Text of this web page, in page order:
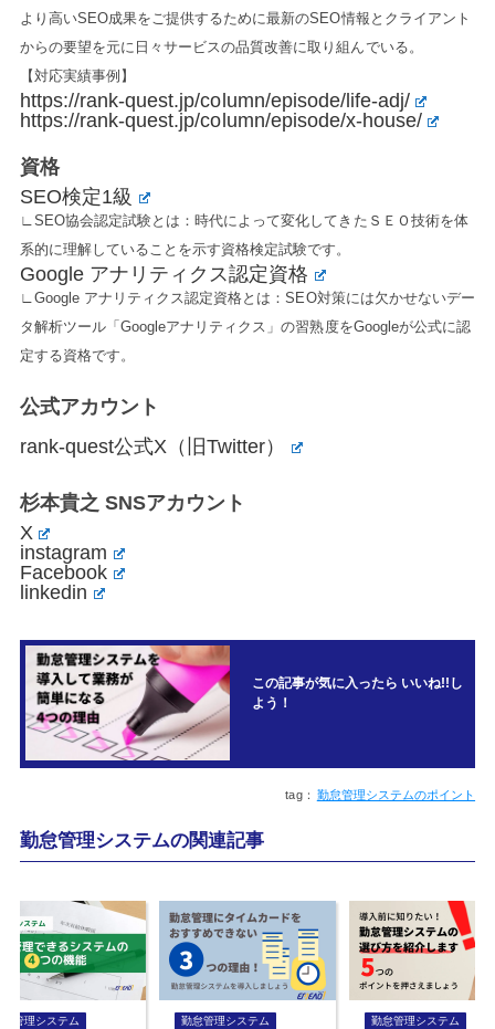
より高いSEO成果をご提供するために最新のSEO情報とクライアント
からの要望を元に日々サービスの品質改善に取り組んでいる。
【対応実績事例】
https://rank-quest.jp/column/episode/life-adj/
https://rank-quest.jp/column/episode/x-house/
資格
SEO検定1級
∟SEO協会認定試験とは：時代によって変化してきたＳＥＯ技術を体
系的に理解していることを示す資格検定試験です。
Google アナリティクス認定資格
∟Google アナリティクス認定資格とは：SEO対策には欠かせないデー
タ解析ツール「Googleアナリティクス」の習熟度をGoogleが公式に認
定する資格です。
公式アカウント
rank-quest公式X（旧Twitter）
杉本貴之 SNSアカウント
X
instagram
Facebook
linkedin
この記事が気に入ったら いいね!!し
よう！
勤怠管理システムのポイント
勤怠管理システムの関連記事
怠管理システム 勤怠管理システム 勤怠管理システム